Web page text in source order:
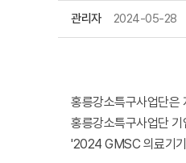
관리자 2024-05-28
홍릉강소특구사업단은
홍릉강소특구사업단
'2024 GMSC 의료기